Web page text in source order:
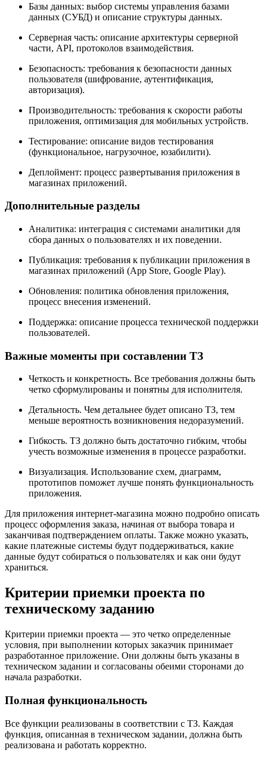
Базы данных: выбор системы управления базами
данных (СУБД) и описание структуры данных.
Серверная часть: описание архитектуры серверной
части, API, протоколов взаимодействия.
Безопасность: требования к безопасности данных
пользователя (шифрование, аутентификация,
авторизация).
Производительность: требования к скорости работы
приложения, оптимизация для мобильных устройств.
Тестирование: описание видов тестирования
(функциональное, нагрузочное, юзабилити).
Деплоймент: процесс развертывания приложения в
магазинах приложений.
Дополнительные разделы
Аналитика: интеграция с системами аналитики для
сбора данных о пользователях и их поведении.
Публикация: требования к публикации приложения в
магазинах приложений (App Store, Google Play).
Обновления: политика обновления приложения,
процесс внесения изменений.
Поддержка: описание процесса технической поддержки
пользователей.
Важные моменты при составлении ТЗ
Четкость и конкретность. Все требования должны быть
четко сформулированы и понятны для исполнителя.
Детальность. Чем детальнее будет описано ТЗ, тем
меньше вероятность возникновения недоразумений.
Гибкость. ТЗ должно быть достаточно гибким, чтобы
учесть возможные изменения в процессе разработки.
Визуализация. Использование схем, диаграмм,
прототипов поможет лучше понять функциональность
приложения.
Для приложения интернет-магазина можно подробно описать
процесс оформления заказа, начиная от выбора товара и
заканчивая подтверждением оплаты. Также можно указать,
какие платежные системы будут поддерживаться, какие
данные будут собираться о пользователях и как они будут
храниться.
Критерии приемки проекта по
техническому заданию
Критерии приемки проекта — это четко определенные
условия, при выполнении которых заказчик принимает
разработанное приложение. Они должны быть указаны в
техническом задании и согласованы обеими сторонами до
начала разработки.
Полная функциональность
Все функции реализованы в соответствии с ТЗ. Каждая
функция, описанная в техническом задании, должна быть
реализована и работать корректно.